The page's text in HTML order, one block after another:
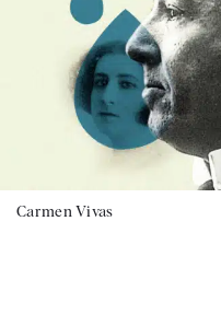
Carmen Vivas